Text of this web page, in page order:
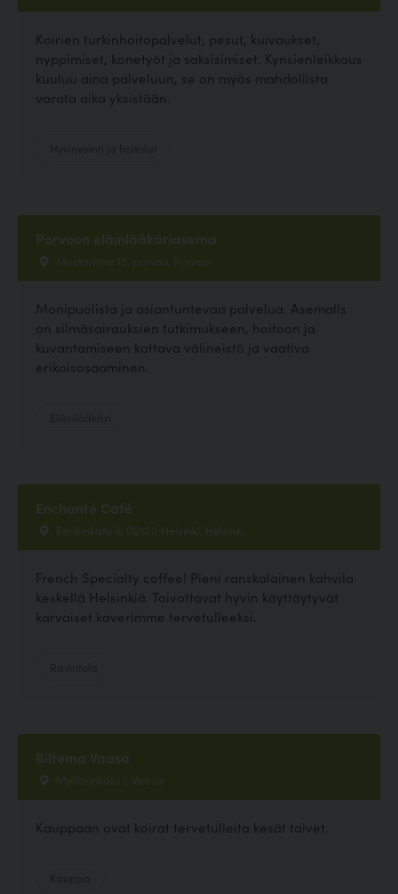
Koirien turkinhoitopalvelut, pesut, kuivaukset,
nyppimiset, konetyöt ja saksisimiset. Kynsienleikkaus
kuuluu aina palveluun, se on myös mahdollista
varata aika yksistään.
Porvoon eläinlääkäriasema
Mestarintie 15, porvoo, Porvoo
Monipuolista ja asiantuntevaa palvelua. Asemalls
on silmäsairauksien tutkimukseen, hoitoon ja
kuvantamiseen kattava välineistö ja vaativa
erikoisosaaminen.
Enchanté Café
Eerikinkatu 9, 00100 Helsinki, Helsinki
French Specialty coffee! Pieni ranskalainen kahvila
keskellä Helsinkiä. Toivottavat hyvin käyttäytyvät
karvaiset kaverimme tervetulleeksi.
Biltema Vaasa
Myllärinkatu 1, Vaasa
Kauppaan ovat koirat tervetulleita kesät talvet.